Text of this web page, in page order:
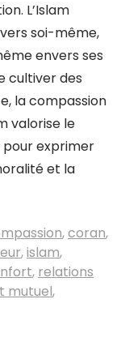
L’Islam
soi-même,
envers ses
cultiver des
la compassion
valorise le
exprimer
et la
,coran,
,islam,
, relations
mutuel,